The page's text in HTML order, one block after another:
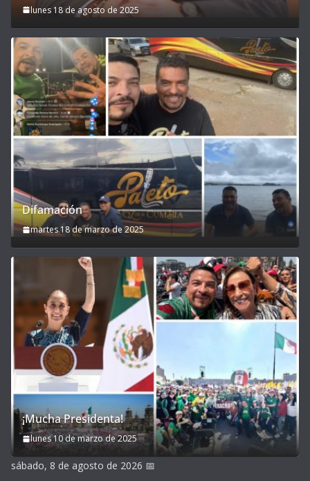
lunes 18 de agosto de 2025
Difamación
martes 18 de marzo de 2025
¡Mucha Presidenta!
lunes 10 de marzo de 2025
sábado, 8 de agosto de 2026 📅